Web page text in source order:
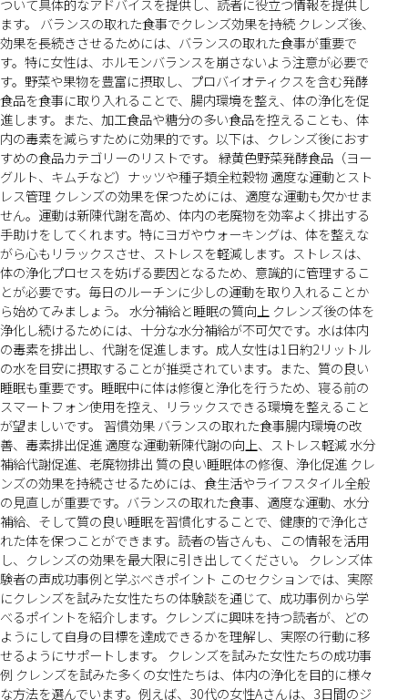
ついて具体的なアドバイスを提供し、読者に役立つ情報を提供し
ます。 バランスの取れた食事でクレンズ効果を持続 クレンズ後、
効果を長続きさせるためには、バランスの取れた食事が重要で
す。特に女性は、ホルモンバランスを崩さないよう注意が必要で
す。野菜や果物を豊富に摂取し、プロバイオティクスを含む発酵
食品を食事に取り入れることで、腸内環境を整え、体の浄化を促
進します。また、加工食品や糖分の多い食品を控えることも、体
内の毒素を減らすために効果的です。以下は、クレンズ後におす
すめの食品カテゴリーのリストです。 緑黄色野菜発酵食品（ヨー
グルト、キムチなど）ナッツや種子類全粒穀物 適度な運動とスト
レス管理 クレンズの効果を保つためには、適度な運動も欠かせま
せん。運動は新陳代謝を高め、体内の老廃物を効率よく排出する
手助けをしてくれます。特にヨガやウォーキングは、体を整えな
がら心もリラックスさせ、ストレスを軽減します。ストレスは、
体の浄化プロセスを妨げる要因となるため、意識的に管理するこ
とが必要です。毎日のルーチンに少しの運動を取り入れることか
ら始めてみましょう。 水分補給と睡眠の質向上 クレンズ後の体を
浄化し続けるためには、十分な水分補給が不可欠です。水は体内
の毒素を排出し、代謝を促進します。成人女性は1日約2リットル
の水を目安に摂取することが推奨されています。また、質の良い
睡眠も重要です。睡眠中に体は修復と浄化を行うため、寝る前の
スマートフォン使用を控え、リラックスできる環境を整えること
が望ましいです。 習慣効果 バランスの取れた食事腸内環境の改
善、毒素排出促進 適度な運動新陳代謝の向上、ストレス軽減 水分
補給代謝促進、老廃物排出 質の良い睡眠体の修復、浄化促進 クレ
ンズの効果を持続させるためには、食生活やライフスタイル全般
の見直しが重要です。バランスの取れた食事、適度な運動、水分
補給、そして質の良い睡眠を習慣化することで、健康的で浄化さ
れた体を保つことができます。読者の皆さんも、この情報を活用
し、クレンズの効果を最大限に引き出してください。 クレンズ体
験者の声成功事例と学ぶべきポイント このセクションでは、実際
にクレンズを試みた女性たちの体験談を通じて、成功事例から学
べるポイントを紹介します。クレンズに興味を持つ読者が、どの
ようにして自身の目標を達成できるかを理解し、実際の行動に移
せるようにサポートします。 クレンズを試みた女性たちの成功事
例 クレンズを試みた多くの女性たちは、体内の浄化を目的に様々
な方法を選んでいます。例えば、30代の女性Aさんは、3日間のジ